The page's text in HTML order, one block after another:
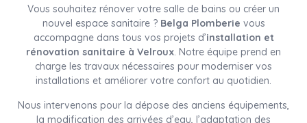
Vous souhaitez rénover votre salle de bains ou créer un
nouvel espace sanitaire ? Belga Plomberie vous
accompagne dans tous vos projets d’installation et
rénovation sanitaire à Velroux. Notre équipe prend en
charge les travaux nécessaires pour moderniser vos
installations et améliorer votre confort au quotidien.
Nous intervenons pour la dépose des anciens équipements,
la modification des arrivées d’eau, l’adaptation des